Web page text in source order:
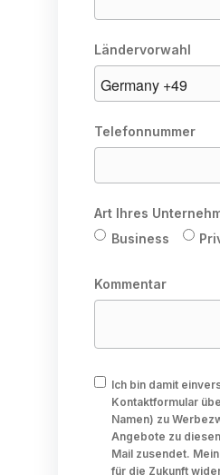
Ländervorwahl
Telefonnummer
Art Ihres
Business
Kommentar
Ich bin damit
Kontaktformular
Namen) zu
Angebote zu
Mail zusendet.
für die Zukunft